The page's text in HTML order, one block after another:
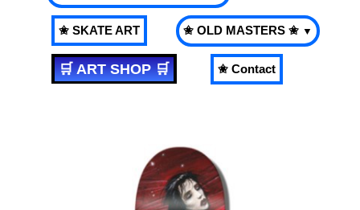
✬ SKATE ART ✬ OLD MASTERS ✬ ▼
🛒 ART SHOP 🛒 ✬ Contact